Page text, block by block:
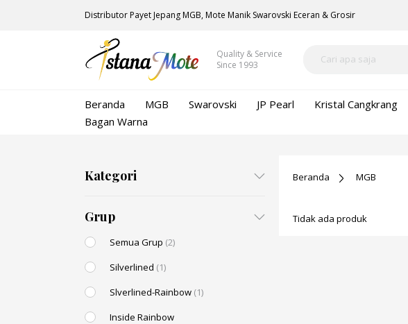
Distributor Payet Jepang MGB, Mote Manik Swarovski Eceran & Grosir
Quality & Service
Since 1993
Beranda MGB Swarovski JP Pearl Kristal Cangkrang
Bagan Warna
Kategori
Grup
Semua Grup (2)
Silverlined (1)
Slverlined-Rainbow (1)
Inside Rainbow
Beranda MGB
Tidak ada produk